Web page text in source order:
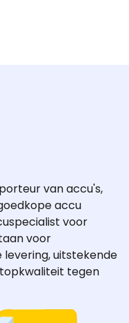
van accu's,
accu
voor
voor
levering, uitstekende
tegen